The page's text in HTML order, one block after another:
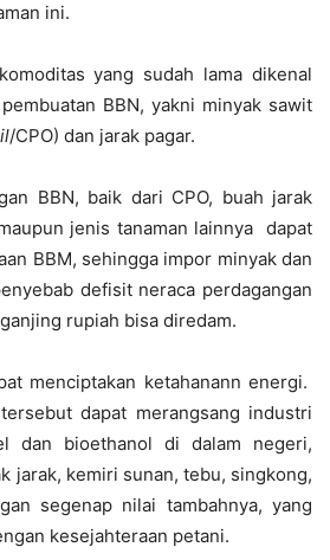
ini.
yang sudah lama dikenal
BBN, yakni minyak sawit
/CPO) dan jarak pagar.
BBN, baik dari CPO, buah jarak
jenis tanaman lainnya dapat
BBM, sehingga impor minyak dan
defisit neraca perdagangan
rupiah bisa diredam.
menciptakan ketahanann energi.
dapat merangsang industri
dan bioethanol di dalam negeri,
jarak, kemiri sunan, tebu, singkong,
segenap nilai tambahnya, yang
kesejahteraan petani.